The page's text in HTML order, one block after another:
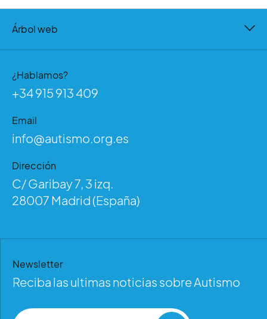
Árbol web
¿Hablamos?
+34 915 913 409
Email
info@autismo.org.es
Dirección
C/ Garibay 7, 3 izq.
28007 Madrid (España)
Newsletter
Reciba las ultimas noticias sobre Autismo